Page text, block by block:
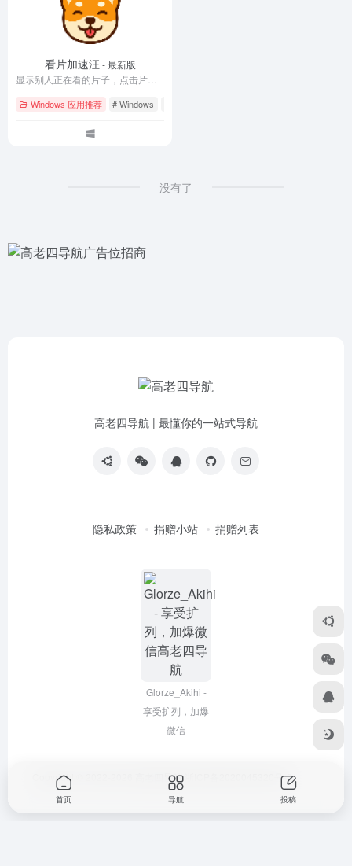
看片加速汪 - 最新版
Windows 应用推荐 # Windows
没有了
高老四导航 | 最懂你的一站式导航
隐私政策 捐赠小站 捐赠列表
Glorze_Akihi -
享受扩列，加爆
微信
Copyright © 2022-2026 高老四导航 浙ICP备2020045320号-3
首页 导航 投稿